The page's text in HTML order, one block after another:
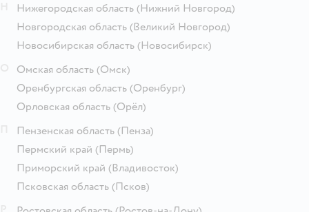
Нижегородская область (Нижний Новгород)
Новгородская область (Великий Новгород)
Новосибирская область (Новосибирск)
Омская область (Омск)
Оренбургская область (Оренбург)
Орловская область (Орёл)
Пензенская область (Пенза)
Пермский край (Пермь)
Приморский край (Владивосток)
Псковская область (Псков)